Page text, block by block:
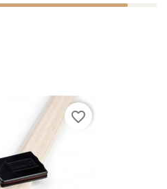
favorite_border